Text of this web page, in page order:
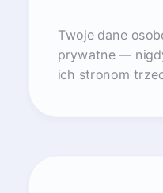
Twoje dane
prywatne —
ich stronom